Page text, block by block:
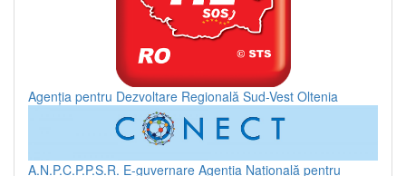
Agenția pentru Dezvoltare Regională Sud-Vest Oltenia
A.N.P.C.P.P.S.R. E-guvernare Agenția Națională pentru